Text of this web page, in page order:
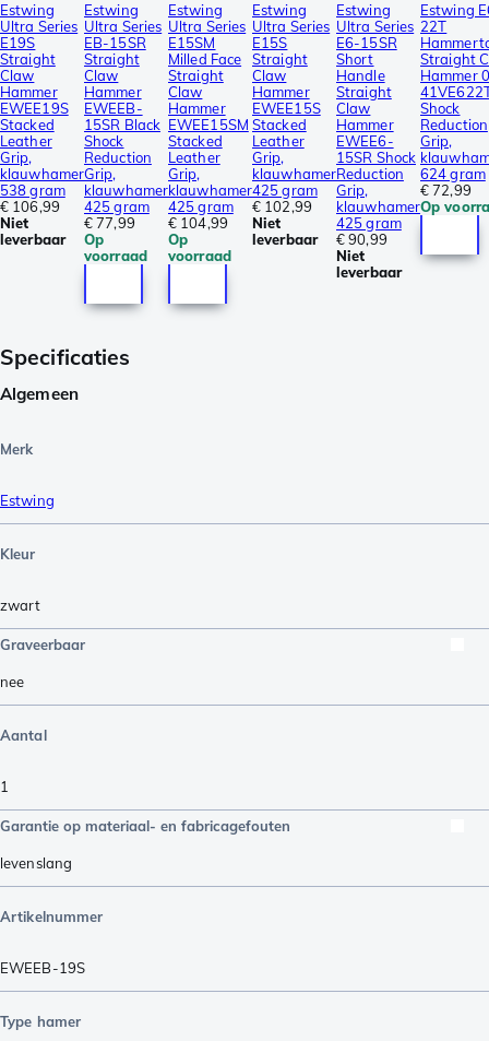
Estwing
Ultra Series
E19S
Straight
Claw
Hammer
EWEE19S
Stacked
Leather
Grip,
klauwhamer
538 gram
€ 106,99
Niet
leverbaar
Estwing
Ultra Series
EB-15SR
Straight
Claw
Hammer
EWEEB-
15SR Black
Shock
Reduction
Grip,
klauwhamer
425 gram
€ 77,99
Op
voorraad
Estwing
Ultra Series
E15SM
Milled Face
Straight
Claw
Hammer
EWEE15SM
Stacked
Leather
Grip,
klauwhamer
425 gram
€ 104,99
Op
voorraad
Estwing
Ultra Series
E15S
Straight
Claw
Hammer
EWEE15S
Stacked
Leather
Grip,
klauwhamer
425 gram
€ 102,99
Niet
leverbaar
Estwing
Ultra Series
E6-15SR
Short
Handle
Straight
Claw
Hammer
EWEE6-
15SR Shock
Reduction
Grip,
klauwhamer
425 gram
€ 90,99
Niet
leverbaar
Estwing
22T
Straight
Hammer
Shock
Reduction
Grip,
624 gram
€ 72,99
Op
Specificaties
Algemeen
Merk
Estwing
Kleur
zwart
Graveerbaar
nee
Aantal
1
Garantie op materiaal- en fabricagefouten
levenslang
Artikelnummer
EWEEB-19S
Type hamer